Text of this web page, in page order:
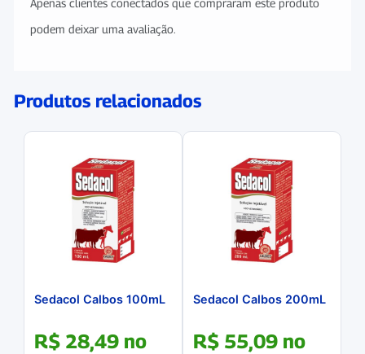
Apenas clientes conectados que compraram este produto
podem deixar uma avaliação.
Produtos relacionados
Sedacol Calbos 100mL
R$ 28,49 no
Sedacol Calbos 200mL
R$ 55,09 no